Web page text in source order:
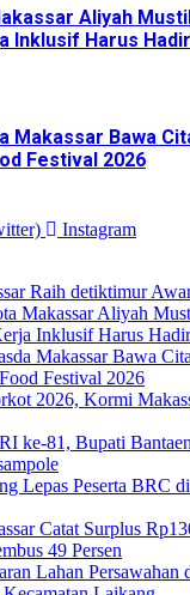
Aliyah
Inklusif Harus
Makassar Bawa
Festival 2026
Instagram
Raih detiktimur
Makassar Aliyah
Inklusif Harus
Makassar Bawa
Festival 2026
2026, Kormi
ke-81, Bupati
Lepas Peserta BRC
Catat Surplus
49 Persen
Lahan